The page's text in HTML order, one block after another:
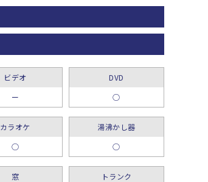
ビデオ
ー
DVD
○
カラオケ
○
湯沸かし器
○
窓
トランク